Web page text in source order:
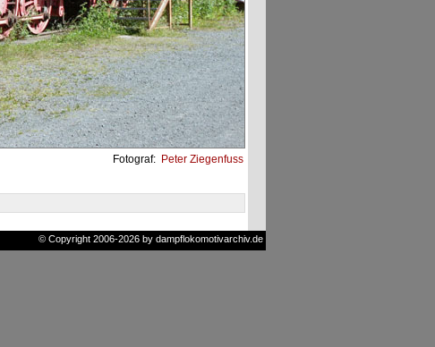
Fotograf: Peter Ziegenfuss
© Copyright 2006-2026 by dampflokomotivarchiv.de